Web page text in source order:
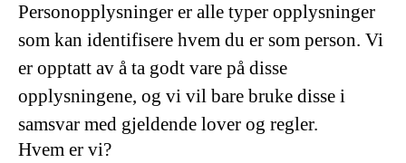
Personopplysninger er alle typer opplysninger
som kan identifisere hvem du er som person. Vi
er opptatt av å ta godt vare på disse
opplysningene, og vi vil bare bruke disse i
samsvar med gjeldende lover og regler.
Hvem er vi?